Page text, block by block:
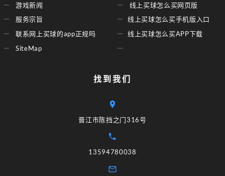
游戏新闻
服务宗旨
联系网上买球的app正规吗
SiteMap
线上买球怎么买网页版
线上买球怎么买手机版入口
线上买球怎么买APP下载
找到我们
晋江市陈挡之门316号
13594780038